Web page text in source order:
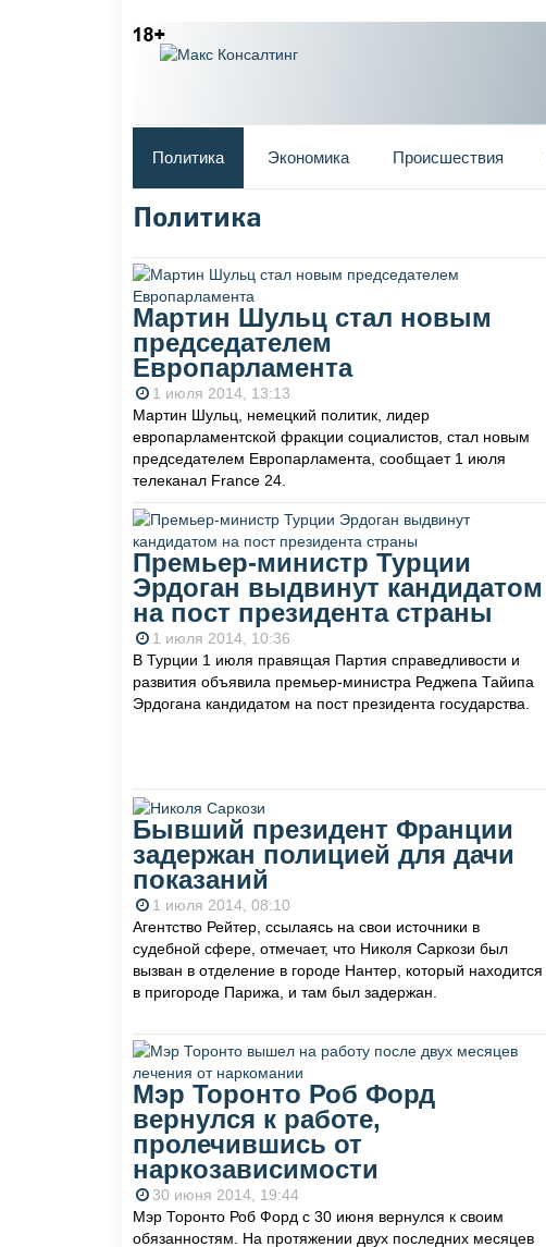
Главное меню
Политика Экономика Происшествия
Вы здесь
Политика
Мартин Шульц стал новым
председателем
Европарламента
1 июля 2014, 13:13
Мартин Шульц, немецкий политик, лидер
европарламентской фракции социалистов, стал новым
председателем Европарламента, сообщает 1 июля
телеканал France 24.
Премьер-министр Турции
Эрдоган выдвинут кандидатом
на пост президента страны
1 июля 2014, 10:36
В Турции 1 июля правящая Партия справедливости и
развития объявила премьер-министра Реджепа Тайипа
Эрдогана кандидатом на пост президента государства.
Бывший президент Франции
задержан полицией для дачи
показаний
1 июля 2014, 08:10
Агентство Рейтер, ссылаясь на свои источники в
судебной сфере, отмечает, что Николя Саркози был
вызван в отделение в городе Нантер, который находится
в пригороде Парижа, и там был задержан.
Мэр Торонто Роб Форд
вернулся к работе,
пролечившись от
наркозависимости
30 июня 2014, 19:44
Мэр Торонто Роб Форд с 30 июня вернулся к своим
обязанностям. На протяжении двух последних месяцев